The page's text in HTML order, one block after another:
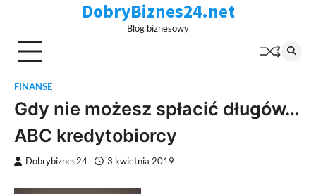
content
DobryBiznes24.net
Blog biznesowy
FINANSE
Gdy nie możesz spłacić długów…
ABC kredytobiorcy
Dobrybiznes24 3 kwietnia 2019